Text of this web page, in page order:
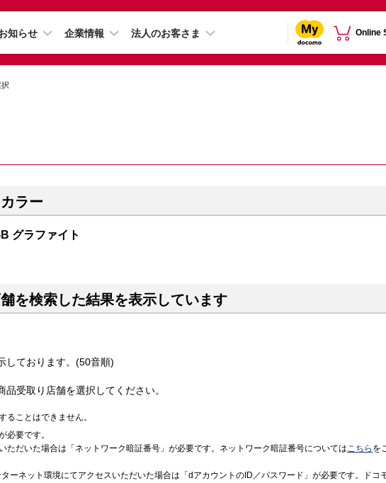
知らせ 企業情報 法人のお客さま Online
ラー
グラファイト
を検索した結果を表示しています
しております。(50音順)
受取り店舗を選択してください。
ることはできません。
必要です。
ただいた場合は「ネットワーク暗証番号」が必要です。ネットワーク暗証番号についてはこちら を
ーネット環境にてアクセスいただいた場合は「dアカウントのID／パスワード」が必要です。ドコ